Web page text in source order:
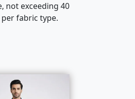
not exceeding 40
fabric type.